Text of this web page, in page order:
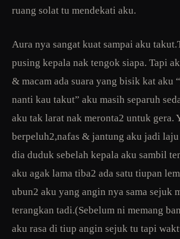
ruang solat tu mendekati aku.
Aura nya sangat kuat sampai aku
pusing kepala nak tengok siapa. Tapi
& macam ada suara yang bisik kat aku
nanti kau takut” aku masih separuh
aku tak larat nak meronta2 untuk gera.
berpeluh2,nafas & jantung aku jadi laju
dia duduk sebelah kepala aku sambil
aku agak lama tiba2 ada satu tiupan
ubun2 aku yang angin nya sama sejuk
terangkan tadi.(Sebelum ni memang
aku rasa di tiup angin sejuk tu tapi